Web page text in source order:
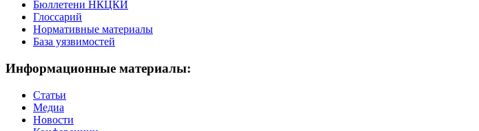
Бюллетени НКЦКИ
Глоссарий
Нормативные материалы
База уязвимостей
Информационные материалы:
Статьи
Медиа
Новости